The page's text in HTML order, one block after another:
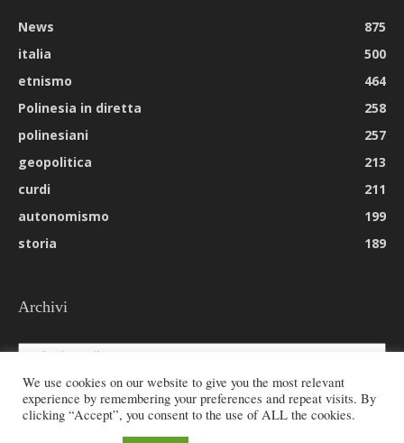
News
875
italia
500
etnismo
464
Polinesia in diretta
258
polinesiani
257
geopolitica
213
curdi
211
autonomismo
199
storia
189
Archivi
Archivi
We use cookies on our website to give you the most relevant
experience by remembering your preferences and repeat visits. By
clicking “Accept”, you consent to the use of ALL the cookies.